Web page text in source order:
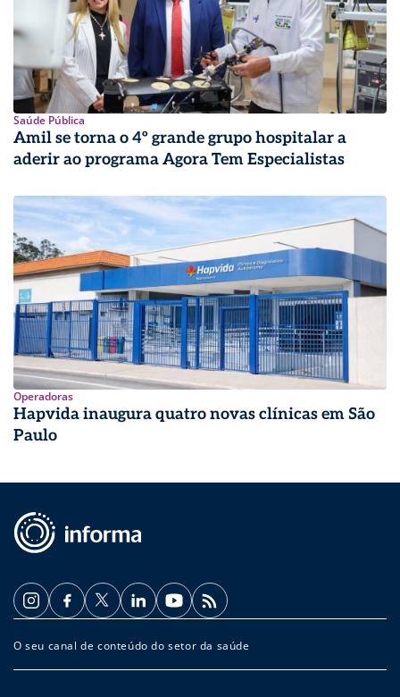
Saúde Pública
Amil se torna o 4º grande grupo hospitalar a
aderir ao programa Agora Tem Especialistas
Operadoras
Hapvida inaugura quatro novas clínicas em São
Paulo
O seu canal de conteúdo do setor da saúde